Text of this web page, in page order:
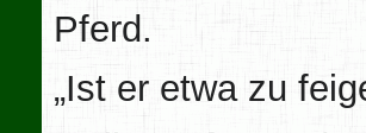
Pferd.
„Ist er etwa zu